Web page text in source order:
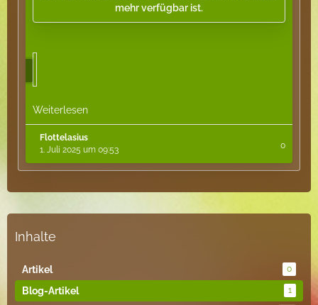
mehr verfügbar ist.
Weiterlesen
Flottelasius
1. Juli 2025 um 09:53
0
Inhalte
Artikel 0
Blog-Artikel 1